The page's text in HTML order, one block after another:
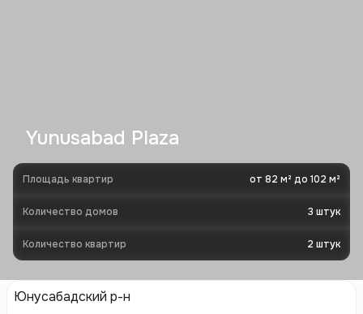
Yunusabad Plaza
Площадь квартир от 82 м² до 102 м²
Количество домов 3 штук
Количество квартир 2 штук
Юнусабадский р-н